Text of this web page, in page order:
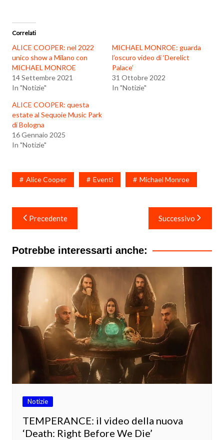
Correlati
ALICE COOPER: nel 2022
unico show a Milano con
MICHAEL MONROE
14 Settembre 2021
In "Notizie"
MICHAEL MONROE: guarda
l’oscuro video di ‘Derelict
Palace’
31 Ottobre 2022
In "Notizie"
ALICE COOPER: questa
estate al Sequoie Music Park
di Bologna
16 Gennaio 2025
In "Notizie"
Alice Cooper Eventi Michael Monroe
Navigazione
articoli
Precedente Successivo
Potrebbe interessarti anche:
Notizie
TEMPERANCE: il video della nuova
‘Death: Right Before We Die’